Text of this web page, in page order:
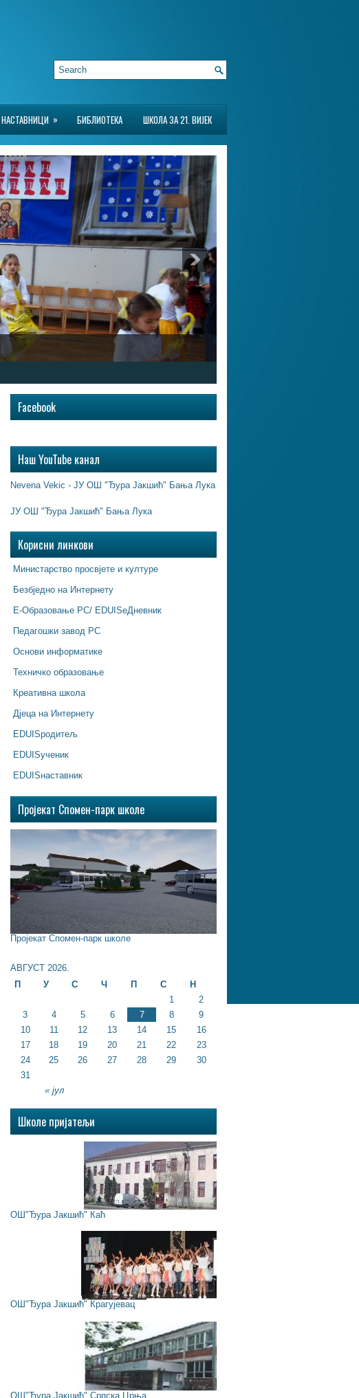
НАСТАВНИЦИ » БИБЛИОТЕКА ШКОЛА ЗА 21. ВИЈЕК
Facebook
Наш YouTube канал
Nevena Vekic - ЈУ ОШ "Ђура Јакшић" Бања Лука
ЈУ ОШ "Ђура Јакшић" Бања Лука
Корисни линкови
Министарство просвјете и културе
Безбједно на Интернету
Е-Образовање РС/ EDUISeДневник
Педагошки завод РС
Основи информатике
Техничко образовање
Креативна школа
Дјеца на Интернету
EDUISродитељ
EDUISученик
EDUISнаставник
Пројекат Спомен-парк школе
Пројекат Спомен-парк школе
АВГУСТ 2026.
П
У С Ч П С Н
« јул
1
2
3
4 5 6 7 8
9
10
11 12 13 14 15
16
17
18 19 20 21 22
23
24
25 26 27 28 29
30
31
Школе пријатељи
ОШ"Ђура Јакшић" Каћ
ОШ"Ђура Јакшић" Крагујевац
ОШ"Ђура Јакшић" Српска Црња